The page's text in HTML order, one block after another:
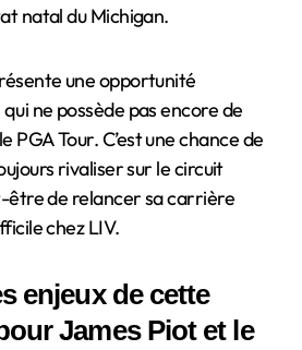
natal du Michigan.
une opportunité
ne possède pas encore de
PGA Tour. C’est une chance de
rivaliser sur le circuit
de relancer sa carrière
chez LIV.
enjeux de cette
James Piot et le